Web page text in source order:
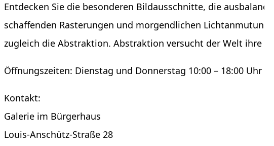
Entdecken Sie die besonderen Bildausschnitte, die
schaffenden Rasterungen und morgendlichen
zugleich die Abstraktion. Abstraktion versucht der Welt ihre
Öffnungszeiten: Dienstag und Donnerstag 10:00 – 18:00 Uhr
Kontakt:
Galerie im Bürgerhaus
Louis-Anschütz-Straße 28